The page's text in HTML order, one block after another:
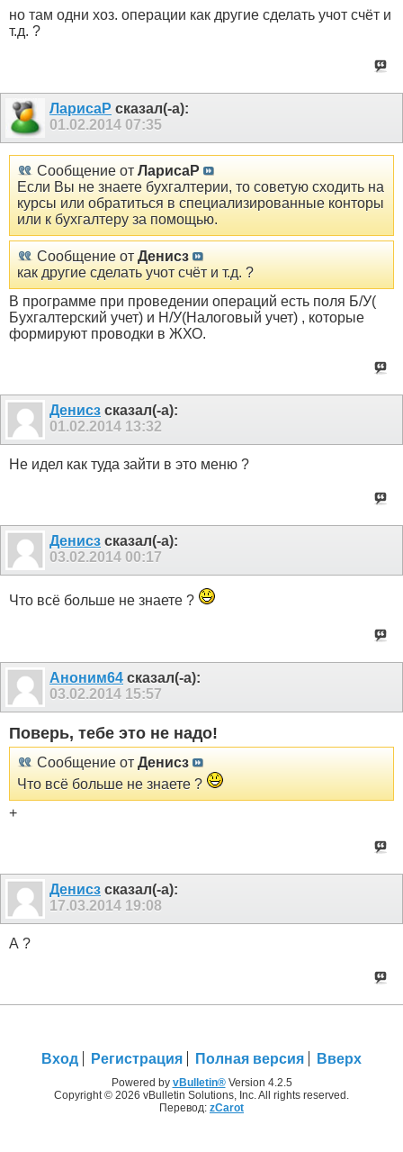
но там одни хоз. операции как другие сделать учот счёт и
т.д. ?
ЛарисаР сказал(-а):
01.02.2014 07:35
Сообщение от ЛарисаР
Если Вы не знаете бухгалтерии, то советую сходить на
курсы или обратиться в специализированные конторы
или к бухгалтеру за помощью.
Сообщение от Денисз
как другие сделать учот счёт и т.д. ?
В программе при проведении операций есть поля Б/У(
Бухгалтерский учет) и Н/У(Налоговый учет) , которые
формируют проводки в ЖХО.
Денисз сказал(-а):
01.02.2014 13:32
Не идел как туда зайти в это меню ?
Денисз сказал(-а):
03.02.2014 00:17
Что всё больше не знаете ?
Аноним64 сказал(-а):
03.02.2014 15:57
Поверь, тебе это не надо!
Сообщение от Денисз
Что всё больше не знаете ?
+
Денисз сказал(-а):
17.03.2014 19:08
А ?
Вход Регистрация Полная версия Вверх
Powered by vBulletin®Version 4.2.5
Copyright © 2026 vBulletin Solutions, Inc. All rights reserved.
Перевод: zCarot